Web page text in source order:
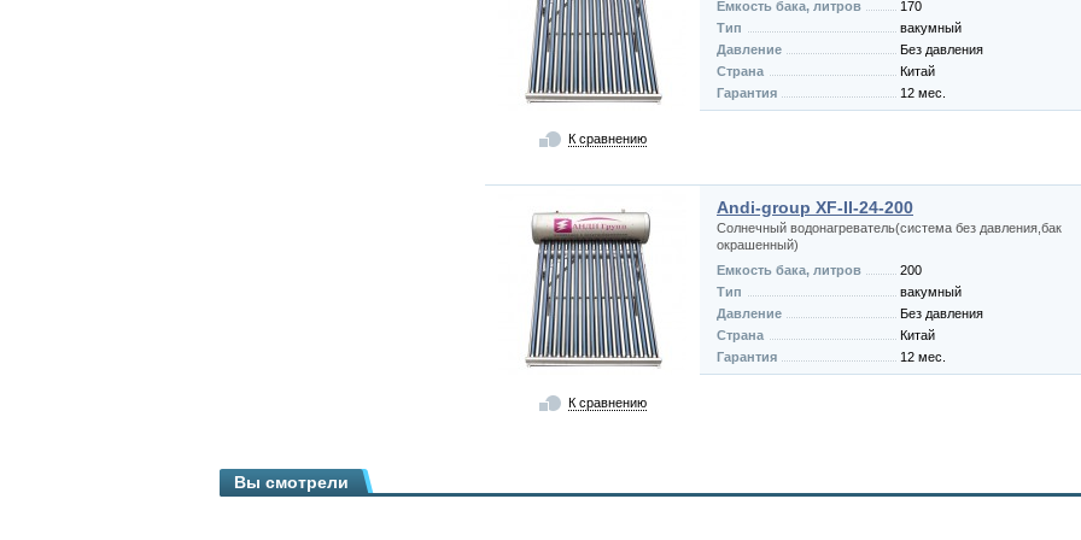
К сравнению
Емкость бака, литров
170
Тип
вакумный
Давление
Без давления
Страна
Китай
Гарантия
12 мес.
К сравнению
Andi-group XF-II-24-200
Солнечный водонагреватель(система без давления,бак
окрашенный)
Емкость бака, литров
200
Тип
вакумный
Давление
Без давления
Страна
Китай
Гарантия
12 мес.
Вы смотрели